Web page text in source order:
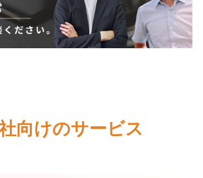
向けのサービス